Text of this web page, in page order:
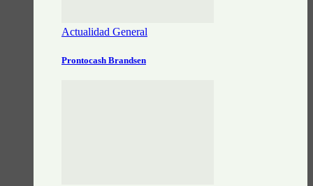
Actualidad General
Prontocash Brandsen